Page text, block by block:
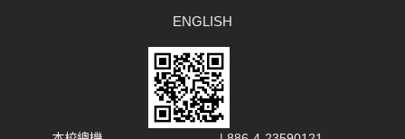
ENGLISH